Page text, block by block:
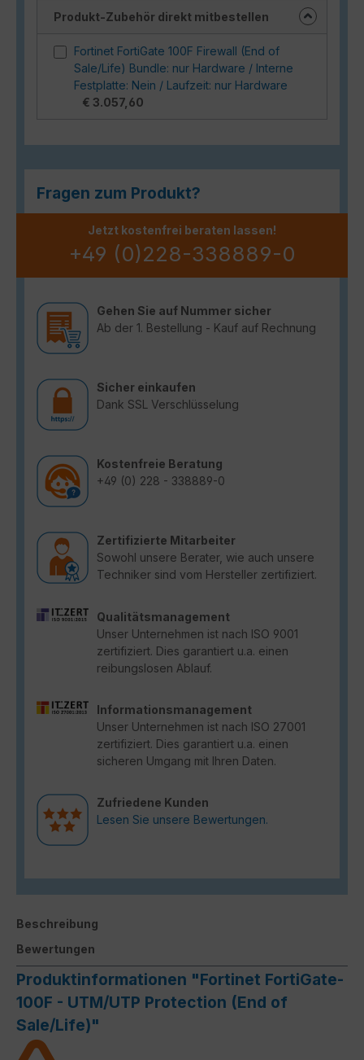
Produkt-Zubehör direkt mitbestellen
Fortinet FortiGate 100F Firewall (End of
Sale/Life) Bundle: nur Hardware / Interne
Festplatte: Nein / Laufzeit: nur Hardware
€ 3.057,60
Fragen zum Produkt?
Jetzt kostenfrei beraten lassen!
+49 (0)228-338889-0
Gehen Sie auf Nummer sicher
Ab der 1. Bestellung - Kauf auf Rechnung
Sicher einkaufen
Dank SSL Verschlüsselung
Kostenfreie Beratung
+49 (0) 228 - 338889-0
Zertifizierte Mitarbeiter
Sowohl unsere Berater, wie auch unsere
Techniker sind vom Hersteller zertifiziert.
Qualitätsmanagement
Unser Unternehmen ist nach ISO 9001
zertifiziert. Dies garantiert u.a. einen
reibungslosen Ablauf.
Informationsmanagement
Unser Unternehmen ist nach ISO 27001
zertifiziert. Dies garantiert u.a. einen
sicheren Umgang mit Ihren Daten.
Zufriedene Kunden
Lesen Sie unsere Bewertungen.
Beschreibung
Bewertungen
Produktinformationen "Fortinet FortiGate-
100F - UTM/UTP Protection (End of
Sale/Life)"